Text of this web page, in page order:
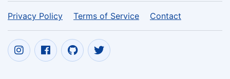
Privacy Policy Terms of Service Contact